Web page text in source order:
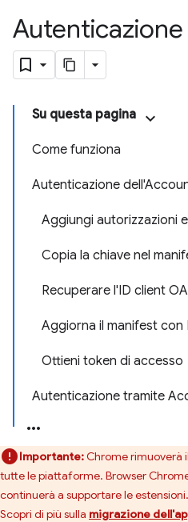
Su questa pagina
Come funziona
Autenticazione
Aggiungi autorizzazioni
Copia la chiave nel
Recuperare l'ID client
Aggiorna il manifest con
Ottieni token di accesso
Autenticazione tramite
Importante:Chrome rimuoverà
tutte le piattaforme. Browser
continuerà a supportare le estensioni.
Scopri di più sulla migrazione